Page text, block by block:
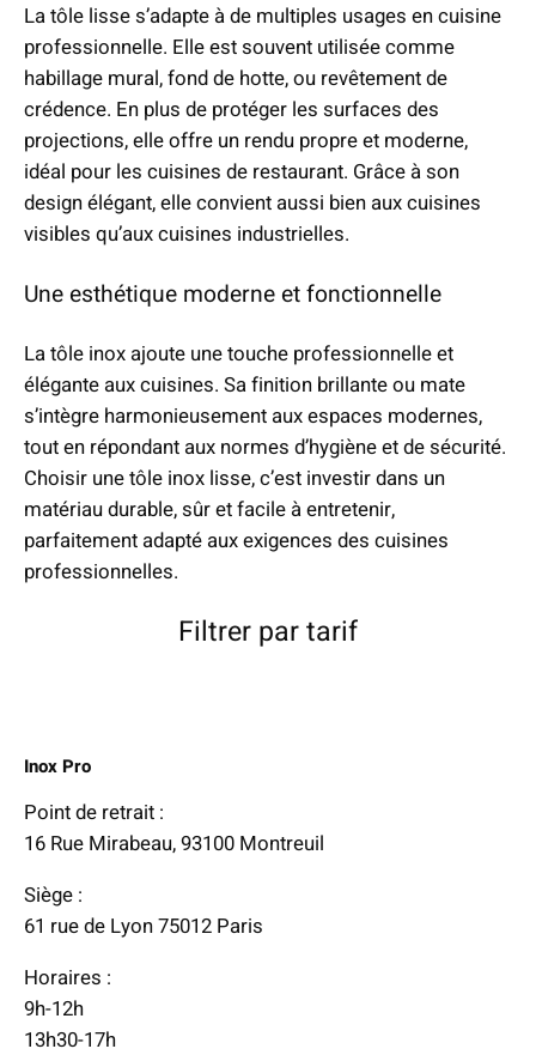
La tôle lisse s’adapte à de multiples usages en cuisine
professionnelle. Elle est souvent utilisée comme
habillage mural, fond de hotte, ou revêtement de
crédence. En plus de protéger les surfaces des
projections, elle offre un rendu propre et moderne,
idéal pour les cuisines de restaurant. Grâce à son
design élégant, elle convient aussi bien aux cuisines
visibles qu’aux cuisines industrielles.
Une esthétique moderne et fonctionnelle
La tôle inox ajoute une touche professionnelle et
élégante aux cuisines. Sa finition brillante ou mate
s’intègre harmonieusement aux espaces modernes,
tout en répondant aux normes d’hygiène et de sécurité.
Choisir une tôle inox lisse, c’est investir dans un
matériau durable, sûr et facile à entretenir,
parfaitement adapté aux exigences des cuisines
professionnelles.
Filtrer par tarif
Inox Pro
Point de retrait :
16 Rue Mirabeau, 93100 Montreuil
Siège :
61 rue de Lyon 75012 Paris
Horaires :
9h-12h
13h30-17h